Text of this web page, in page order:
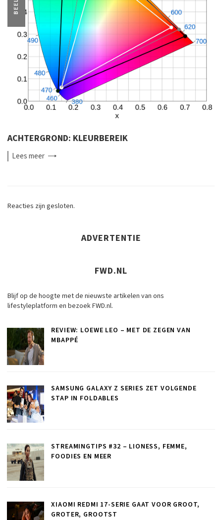
ACHTERGROND: KLEURBEREIK
Leesmeer
Reacties zijn gesloten.
ADVERTENTIE
FWD.NL
Blijf op de hoogte met de nieuwste artikelen van ons
lifestyleplatform en bezoek FWD.nl.
REVIEW: LOEWE LEO – MET DE ZEGEN VAN
MBAPPÉ
SAMSUNG GALAXY Z SERIES ZET VOLGENDE
STAP IN FOLDABLES
STREAMINGTIPS #32 – LIONESS, FEMME,
FOODIES EN MEER
XIAOMI REDMI 17-SERIE GAAT VOOR GROOT,
GROTER, GROOTST